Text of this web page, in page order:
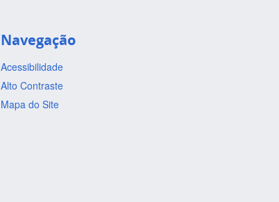
Navegação
Acessibilidade
Alto Contraste
Mapa do Site